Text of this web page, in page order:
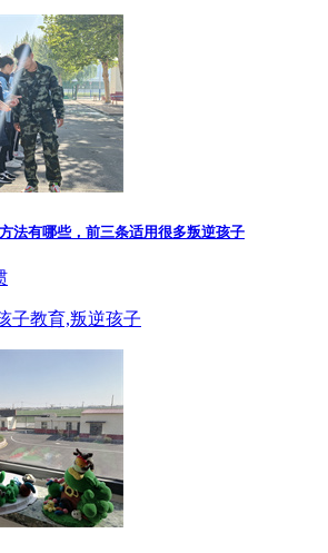
法有哪些，前三条适用很多叛逆孩子
子教育,叛逆孩子